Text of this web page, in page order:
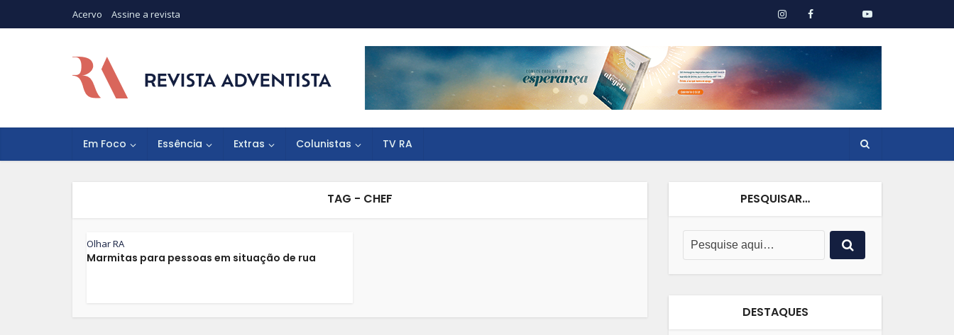
Acervo Assine a revista
Em Foco Essência Extras Colunistas TV RA
TAG - CHEF
Olhar RA
Marmitas para pessoas em situação de rua
PESQUISAR…
DESTAQUES